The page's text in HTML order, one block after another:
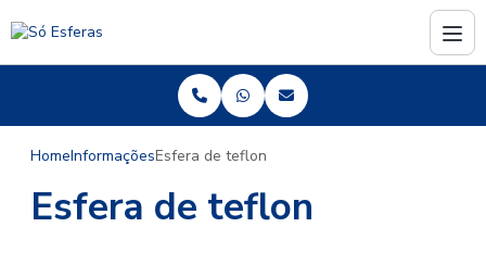
HomeInformaçõesEsfera de teflon
Esfera de teflon